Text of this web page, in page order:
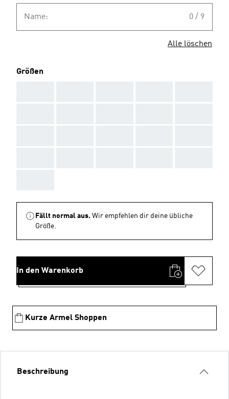
Name: 0 / 9
Alle löschen
Größen
Fällt normal aus. Wir empfehlen dir deine übliche
Größe.
In den Warenkorb
Kurze Armel Shoppen
Beschreibung